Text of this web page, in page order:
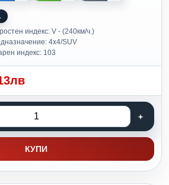
индекс: V - (240км/ч.)
4x4/SUV
индекс: 103
КУПИ